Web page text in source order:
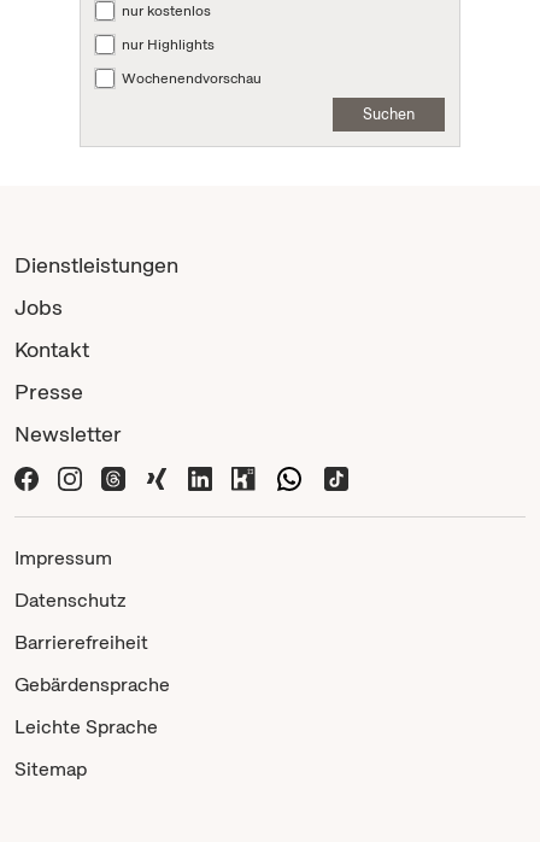
nur kostenlos
nur Highlights
Wochenendvorschau
Suchen
Dienstleistungen
Jobs
Kontakt
Presse
Newsletter
Impressum
Datenschutz
Barrierefreiheit
Gebärdensprache
Leichte Sprache
Sitemap